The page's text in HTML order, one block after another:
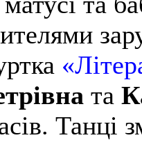
та
Танці